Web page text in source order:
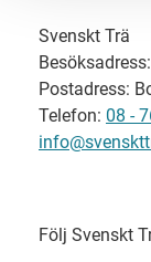
Svenskt Trä
Postadress:
Telefon: 08 -
Följ Svenskt